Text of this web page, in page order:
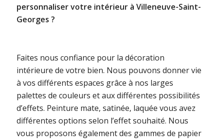
personnaliser votre intérieur à Villeneuve-Saint-
Georges ?
Faites nous confiance pour la décoration
intérieure de votre bien. Nous pouvons donner vie
à vos différents espaces grâce à nos larges
palettes de couleurs et aux différentes possibilités
d’effets. Peinture mate, satinée, laquée vous avez
différentes options selon l’effet souhaité. Nous
vous proposons également des gammes de papier